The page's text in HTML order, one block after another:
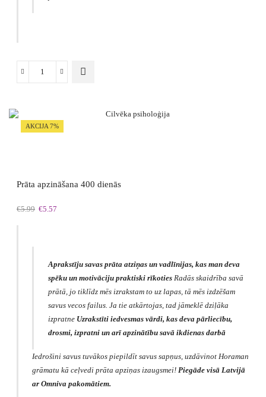
Horaman
metode
pašanalīzei
AKCIJA 7%
Prāta apzināšana 400 dienās
€5.99 Original
€5.57
Aprakstīju savas prāta atziņas un vadlīnijas, kas man deva
spēku un motivāciju praktiski rīkotiesRadās skaidrība savā
prātā, jo tiklīdz mēs izrakstam to uz lapas, tā mēs izdzēšam
savus vecos failus. Ja tie atkārtojas, tad jāmeklē dziļāka
izpratne Uzrakstīti iedvesmas vārdi, kas deva pārliecību,
drosmi, izpratni un arī apzinātību savā ikdienas darbā
Iedrošini savus tuvākos piepildīt savus sapņus, uzdāvinot Horaman
grāmatu kā ceļvedi prāta apziņas izaugsmei!Piegāde visā Latvijā
ar Omniva pakomātiem.